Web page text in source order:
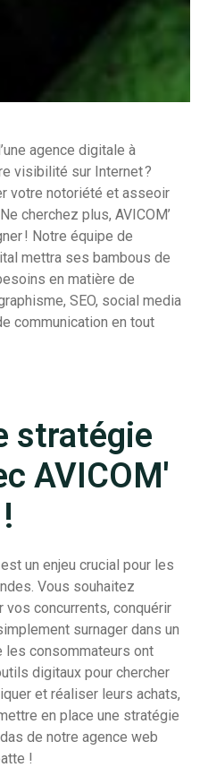
agence digitale à
visibilité sur Internet ?
votre notoriété et asseoir
cherchez plus, AVICOM’
! Notre équipe de
mettra ses bambous de
en matière de
SEO, social media
communication en tout
stratégie
AVICOM'
un enjeu crucial pour les
Vous souhaitez
vos concurrents, conquérir
surnager dans un
les consommateurs ont
digitaux pour chercher
et réaliser leurs achats,
en place une stratégie
de notre agence web
!